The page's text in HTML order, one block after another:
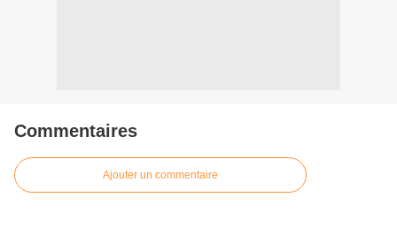
Commentaires
Ajouter un commentaire